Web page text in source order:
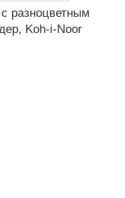
разноцветным
Koh-i-Noor